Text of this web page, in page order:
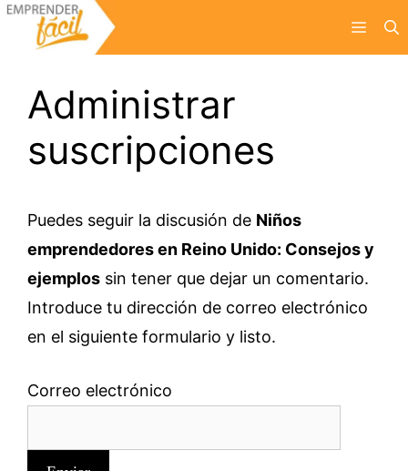
Saltar
Menú
Administrar
suscripciones
Puedes seguir la discusión de Niños
emprendedores en Reino Unido: Consejos y
ejemplos sin tener que dejar un comentario.
Introduce tu dirección de correo electrónico
en el siguiente formulario y listo.
Correo electrónico